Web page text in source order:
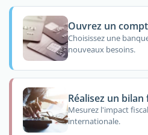
Ouvrez un
Choisissez une
nouveaux besoins.
Réalisez un bilan
Mesurez l'impact
internationale.